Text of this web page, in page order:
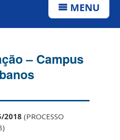
MENU
– Campus
2018(PROCESSO
)